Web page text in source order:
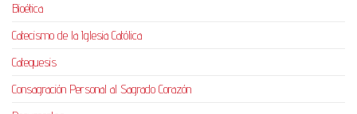
Bioética
Catecismo de la Iglesia Católica
Catequesis
Consagración Personal al Sagrado Corazón